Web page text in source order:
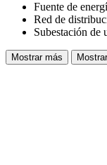
Fuente de
Red de
Subestación de
Mostrar más